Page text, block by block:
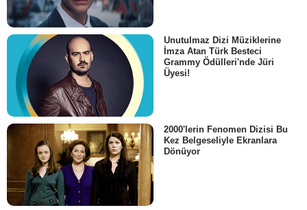
Unutulmaz Dizi Müziklerine
İmza Atan Türk Besteci
Grammy Ödülleri'nde Jüri
Üyesi!
2000'lerin Fenomen Dizisi Bu
Kez Belgeseliyle Ekranlara
Dönüyor